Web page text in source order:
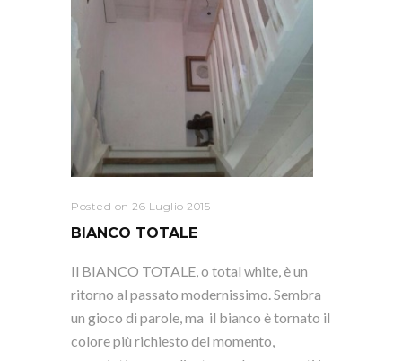
Posted on 26 Luglio 2015
BIANCO TOTALE
Il BIANCO TOTALE, o total white, è un
ritorno al passato modernissimo. Sembra
un gioco di parole, ma il bianco è tornato il
colore più richiesto del momento,